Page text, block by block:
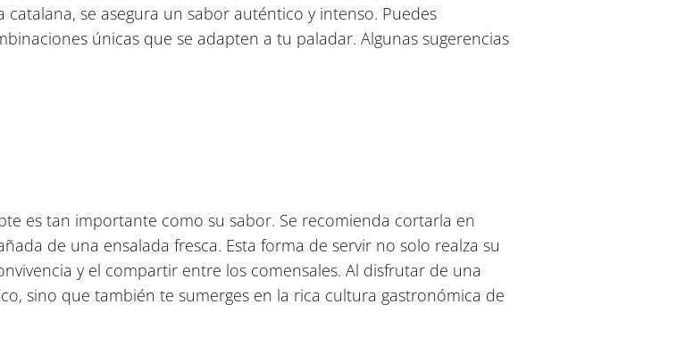
se asegura un sabor auténtico y intenso. Puedes
únicas que se adapten a tu paladar. Algunas sugerencias
es tan importante como su sabor. Se recomienda cortarla en
de una ensalada fresca. Esta forma de servir no solo realza su
y el compartir entre los comensales. Al disfrutar de una
sino que también te sumerges en la rica cultura gastronómica de